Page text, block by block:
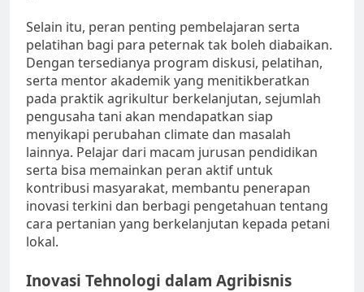
Selain itu, peran penting pembelajaran serta
pelatihan bagi para peternak tak boleh diabaikan.
Dengan tersedianya program diskusi, pelatihan,
serta mentor akademik yang menitikberatkan
pada praktik agrikultur berkelanjutan, sejumlah
pengusaha tani akan mendapatkan siap
menyikapi perubahan climate dan masalah
lainnya. Pelajar dari macam jurusan pendidikan
serta bisa memainkan peran aktif untuk
kontribusi masyarakat, membantu penerapan
inovasi terkini dan berbagi pengetahuan tentang
cara pertanian yang berkelanjutan kepada petani
lokal.
Inovasi Tehnologi dalam Agribisnis